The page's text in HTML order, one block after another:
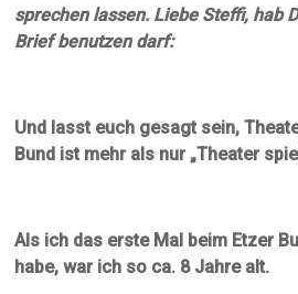
sprechen lassen. Liebe Steffi, hab
Brief benutzen darf:
Und lasst euch gesagt sein,
Bund ist mehr als nur „Theater
Als ich das erste Mal beim Etzer
habe, war ich so ca. 8 Jahre alt.